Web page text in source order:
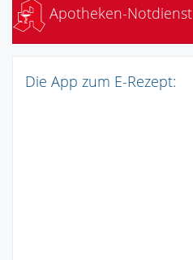
Apotheken-Notdienst
Die App zum E-Rezept: